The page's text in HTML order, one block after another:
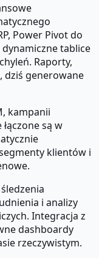
Power Pivot do
tablice
Raporty,
dziś generowane
kampanii
są w
klientów i
i analizy
Integracja z
dashboardy
rzeczywistym.